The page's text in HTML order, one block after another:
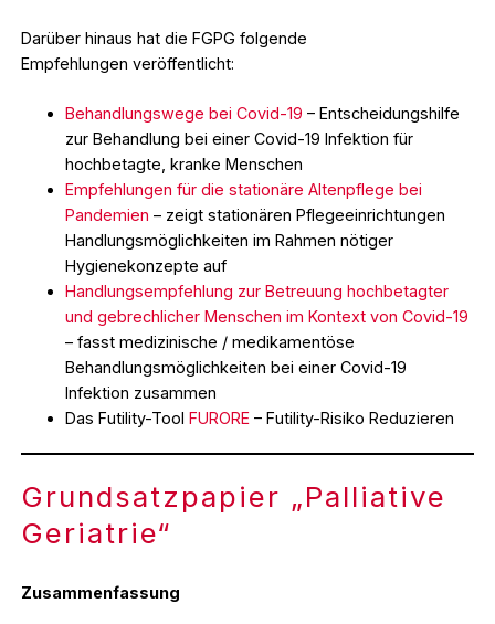
Darüber hinaus hat die FGPG folgende
Empfehlungen veröffentlicht:
Behandlungswege bei Covid-19 – Entscheidungshilfe
zur Behandlung bei einer Covid-19 Infektion für
hochbetagte, kranke Menschen
Empfehlungen für die stationäre Altenpflege bei
Pandemien – zeigt stationären Pflegeeinrichtungen
Handlungsmöglichkeiten im Rahmen nötiger
Hygienekonzepte auf
Handlungsempfehlung zur Betreuung hochbetagter
und gebrechlicher Menschen im Kontext von Covid-19
– fasst medizinische / medikamentöse
Behandlungsmöglichkeiten bei einer Covid-19
Infektion zusammen
Das Futility-Tool FURORE– Futility-Risiko Reduzieren
Grundsatzpapier „Palliative
Geriatrie“
Zusammenfassung